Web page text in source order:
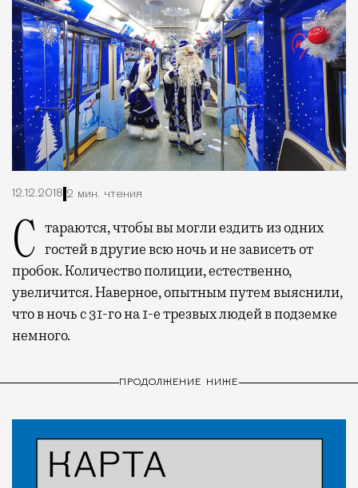
12.12.2018 2 мин. чтения
Стараются, чтобы вы могли ездить из одних гостей в другие всю ночь и не зависеть от
пробок. Количество полиции, естественно,
увеличится. Наверное, опытным путем выяснили,
что в ночь с 31-го на 1-е трезвых людей в подземке
немного.
ПРОДОЛЖЕНИЕ НИЖЕ